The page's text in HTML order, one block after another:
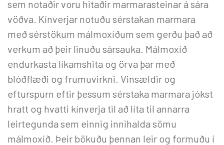
sem notaðir voru hitaðir marmarasteinar á sára
vöðva. Kínverjar notuðu sérstakan marmara
með sérstökum málmoxíðum sem gerðu það að
verkum að þeir linuðu sársauka. Málmoxíð
endurkasta líkamshita og örva þar með
blóðflæði og frumuvirkni. Vinsældir og
efturspurn eftir þessum sérstaka marmara jókst
hratt og hvatti kínverja til að líta til annarra
leirtegunda sem einnig innihalda sömu
málmoxíð. Þeir bökuðu þennan leir og formuðu í